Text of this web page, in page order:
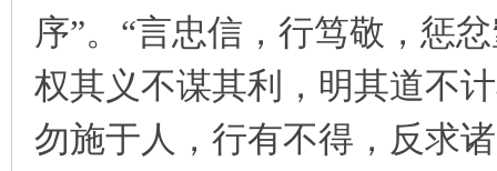
序”。“言忠信，行笃敬，惩
权其义不谋其利，明其道不
勿施于人，行有不得，反求